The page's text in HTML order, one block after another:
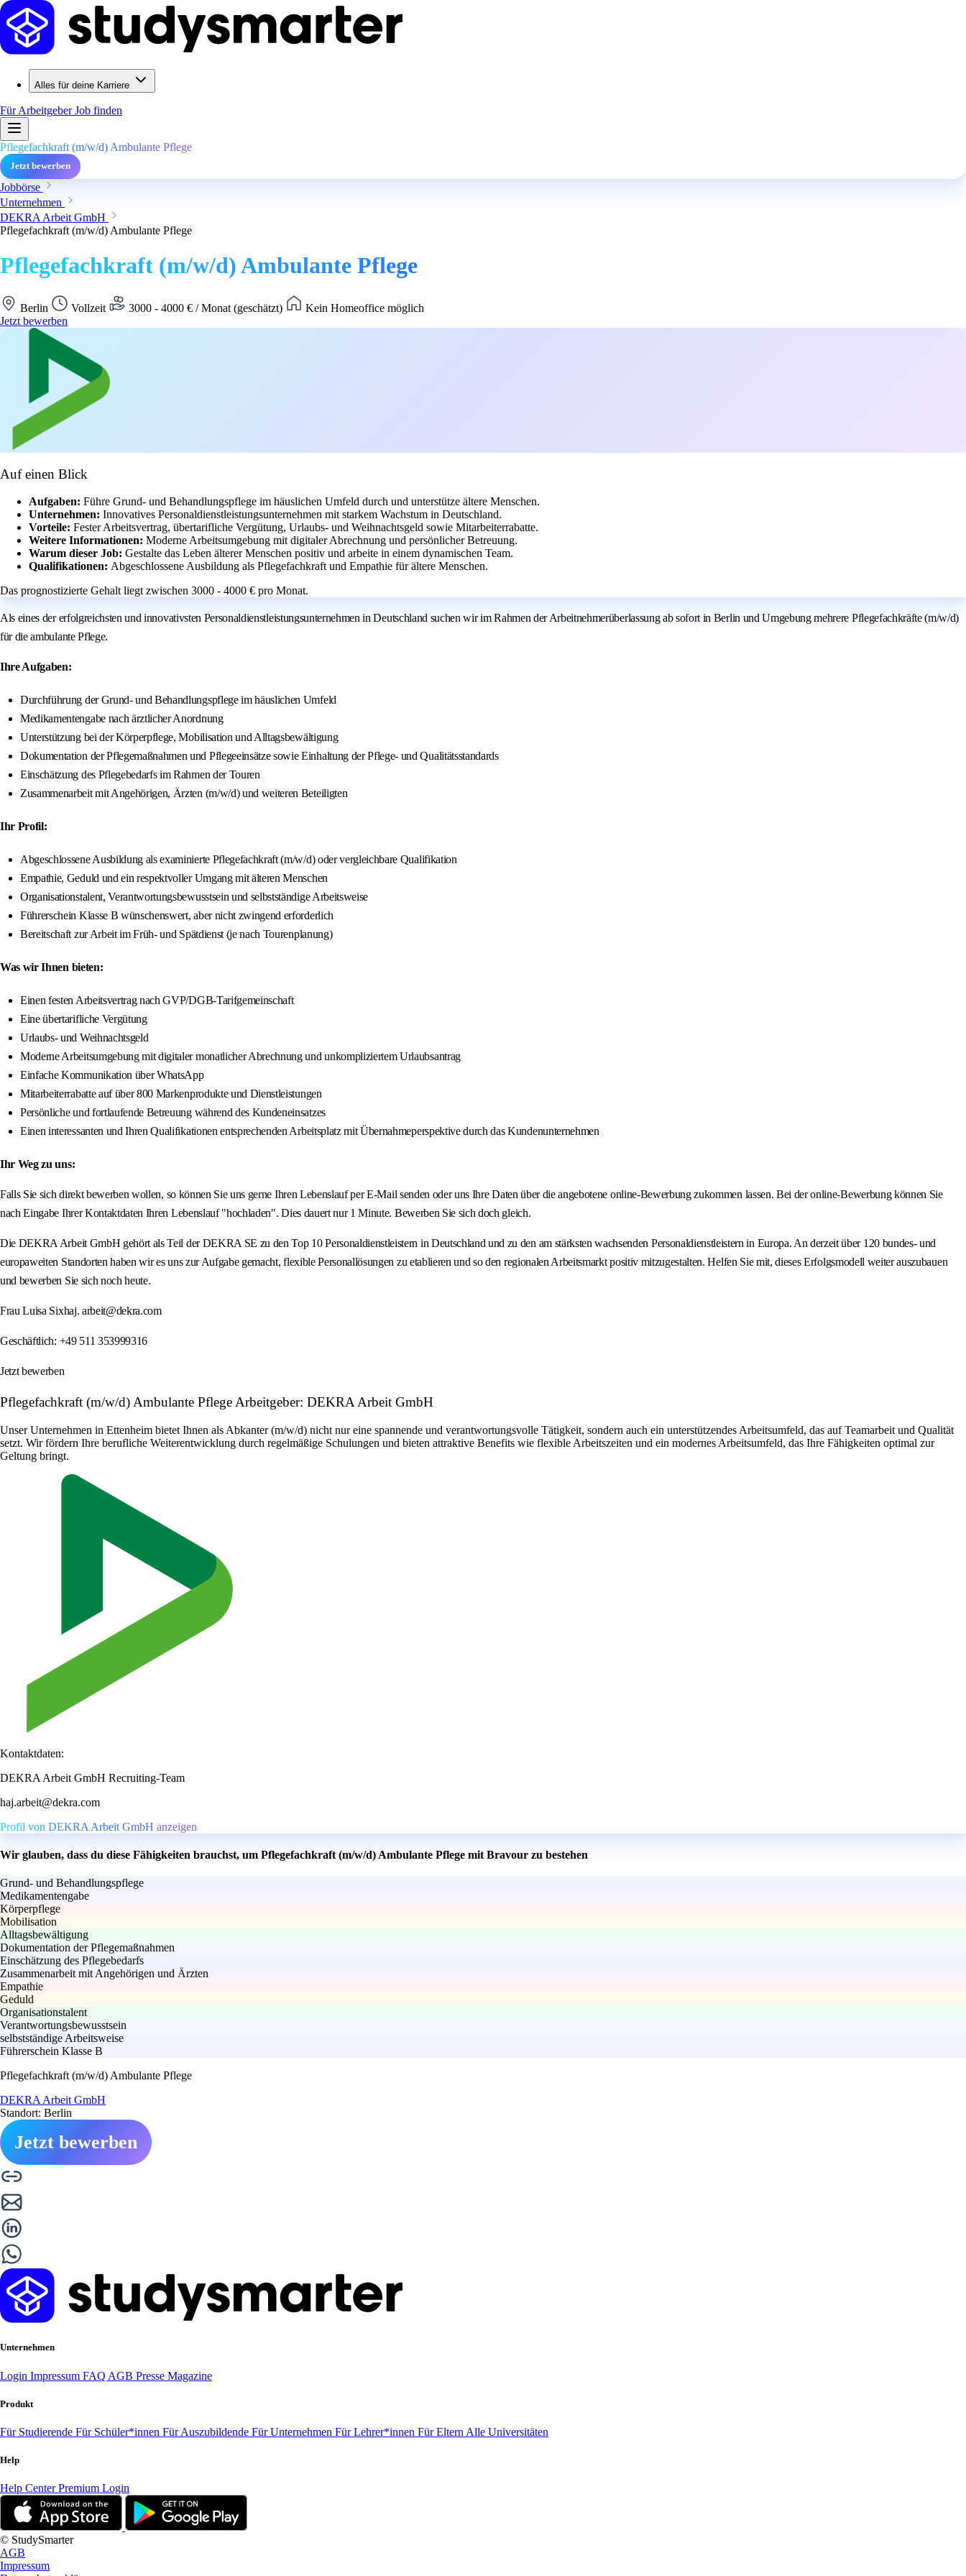
Alles für deine Karriere
Für ArbeitgeberJob finden
Pflegefachkraft (m/w/d) Ambulante Pflege
Jetzt bewerben
Jobbörse
Unternehmen
DEKRA Arbeit GmbH
Pflegefachkraft (m/w/d) Ambulante Pflege
Pflegefachkraft (m/w/d) Ambulante Pflege
Berlin Vollzeit 3000 - 4000 € / Monat (geschätzt)
Kein Homeoffice möglich
Jetzt bewerben
Auf einen Blick
Aufgaben: Führe Grund- und Behandlungspflege im häuslichen Umfeld durch und unterstütze ältere Menschen.
Unternehmen: Innovatives Personaldienstleistungsunternehmen mit starkem Wachstum in Deutschland.
Vorteile: Fester Arbeitsvertrag, übertarifliche Vergütung, Urlaubs- und Weihnachtsgeld sowie Mitarbeiterrabatte.
Weitere Informationen: Moderne Arbeitsumgebung mit digitaler Abrechnung und persönlicher Betreuung.
Warum dieser Job: Gestalte das Leben älterer Menschen positiv und arbeite in einem dynamischen Team.
Qualifikationen: Abgeschlossene Ausbildung als Pflegefachkraft und Empathie für ältere Menschen.
Das prognostizierte Gehalt liegt zwischen 3000 - 4000 € pro Monat.
Als eines der erfolgreichsten und innovativsten Personaldienstleistungsunternehmen in Deutschland suchen wir im Rahmen der Arbeitnehmerüberlassung ab sofort in Berlin und Umgebung mehrere Pflegefachkräfte (m/w/d)
für die ambulante Pflege.
Ihre Aufgaben:
Durchführung der Grund- und Behandlungspflege im häuslichen Umfeld
Medikamentengabe nach ärztlicher Anordnung
Unterstützung bei der Körperpflege, Mobilisation und Alltagsbewältigung
Dokumentation der Pflegemaßnahmen und Pflegeeinsätze sowie Einhaltung der Pflege- und Qualitätsstandards
Einschätzung des Pflegebedarfs im Rahmen der Touren
Zusammenarbeit mit Angehörigen, Ärzten (m/w/d) und weiteren Beteiligten
Ihr Profil:
Abgeschlossene Ausbildung als examinierte Pflegefachkraft (m/w/d) oder vergleichbare Qualifikation
Empathie, Geduld und ein respektvoller Umgang mit älteren Menschen
Organisationstalent, Verantwortungsbewusstsein und selbstständige Arbeitsweise
Führerschein Klasse B wünschenswert, aber nicht zwingend erforderlich
Bereitschaft zur Arbeit im Früh- und Spätdienst (je nach Tourenplanung)
Was wir Ihnen bieten:
Einen festen Arbeitsvertrag nach GVP/DGB-Tarifgemeinschaft
Eine übertarifliche Vergütung
Urlaubs- und Weihnachtsgeld
Moderne Arbeitsumgebung mit digitaler monatlicher Abrechnung und unkompliziertem Urlaubsantrag
Einfache Kommunikation über WhatsApp
Mitarbeiterrabatte auf über 800 Markenprodukte und Dienstleistungen
Persönliche und fortlaufende Betreuung während des Kundeneinsatzes
Einen interessanten und Ihren Qualifikationen entsprechenden Arbeitsplatz mit Übernahmeperspektive durch das Kundenunternehmen
Ihr Weg zu uns:
Falls Sie sich direkt bewerben wollen, so können Sie uns gerne Ihren Lebenslauf per E-Mail senden oder uns Ihre Daten über die angebotene online-Bewerbung zukommen lassen. Bei der online-Bewerbung können Sie
nach Eingabe Ihrer Kontaktdaten Ihren Lebenslauf "hochladen". Dies dauert nur 1 Minute. Bewerben Sie sich doch gleich.
Die DEKRA Arbeit GmbH gehört als Teil der DEKRA SE zu den Top 10 Personaldienstleistern in Deutschland und zu den am stärksten wachsenden Personaldienstleistern in Europa. An derzeit über 120 bundes- und
europaweiten Standorten haben wir es uns zur Aufgabe gemacht, flexible Personallösungen zu etablieren und so den regionalen Arbeitsmarkt positiv mitzugestalten. Helfen Sie mit, dieses Erfolgsmodell weiter auszubauen
und bewerben Sie sich noch heute.
Frau Luisa Sixhaj. arbeit@dekra.com
Geschäftlich: +49 511 353999316
Jetzt bewerben
Pflegefachkraft (m/w/d) Ambulante Pflege Arbeitgeber: DEKRA Arbeit GmbH
Unser Unternehmen in Ettenheim bietet Ihnen als Abkanter (m/w/d) nicht nur eine spannende und verantwortungsvolle Tätigkeit, sondern auch ein unterstützendes Arbeitsumfeld, das auf Teamarbeit und Qualität
setzt. Wir fördern Ihre berufliche Weiterentwicklung durch regelmäßige Schulungen und bieten attraktive Benefits wie flexible Arbeitszeiten und ein modernes Arbeitsumfeld, das Ihre Fähigkeiten optimal zur
Geltung bringt.
Kontaktdaten:
DEKRA Arbeit GmbH Recruiting-Team
haj.arbeit@dekra.com
Profil von DEKRA Arbeit GmbH anzeigen
Wir glauben, dass du diese Fähigkeiten brauchst, um Pflegefachkraft (m/w/d) Ambulante Pflege mit Bravour zu bestehen
Grund- und Behandlungspflege
Medikamentengabe
Körperpflege
Mobilisation
Alltagsbewältigung
Dokumentation der Pflegemaßnahmen
Einschätzung des Pflegebedarfs
Zusammenarbeit mit Angehörigen und Ärzten
Empathie
Geduld
Organisationstalent
Verantwortungsbewusstsein
selbstständige Arbeitsweise
Führerschein Klasse B
Pflegefachkraft (m/w/d) Ambulante Pflege
DEKRA Arbeit GmbH
Standort: Berlin
Jetzt bewerben
Unternehmen
Login Impressum FAQ AGB Presse Magazine
Produkt
Für Studierende Für Schüler*innen Für Auszubildende Für Unternehmen Für Lehrer*innen Für Eltern Alle Universitäten
Help
Help CenterPremium Login
© StudySmarter
AGB
Impressum